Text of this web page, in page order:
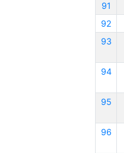
91
92
93
94
95
96